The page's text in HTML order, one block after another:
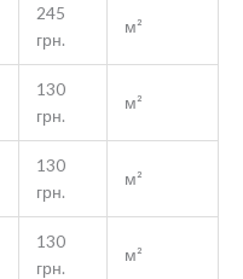
245
грн.
м²
130
грн.
м²
130
грн.
м²
130
грн.
м²